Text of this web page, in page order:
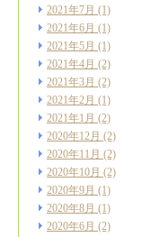
2021年7月 (1)
2021年6月 (1)
2021年5月 (1)
2021年4月 (2)
2021年3月 (2)
2021年2月 (1)
2021年1月 (2)
2020年12月 (2)
2020年11月 (2)
2020年10月 (2)
2020年9月 (1)
2020年8月 (1)
2020年6月 (2)